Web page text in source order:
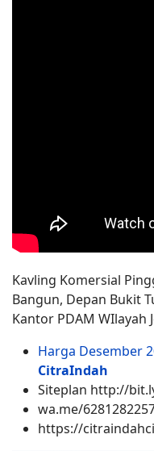
Kavling Komersial
Bangun, Depan Bukit
Kantor PDAM WIlayah
Harga Desember
CitraIndah
Siteplan http://
wa.me/
https://